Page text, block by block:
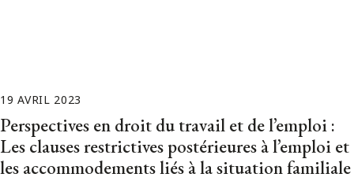
19 AVRIL 2023
Perspectives en droit du travail et de l’emploi :
Les clauses restrictives postérieures à l’emploi et
les accommodements liés à la situation familiale